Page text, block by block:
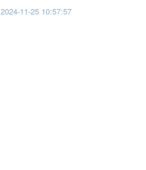
2024-11-25 10:57:57